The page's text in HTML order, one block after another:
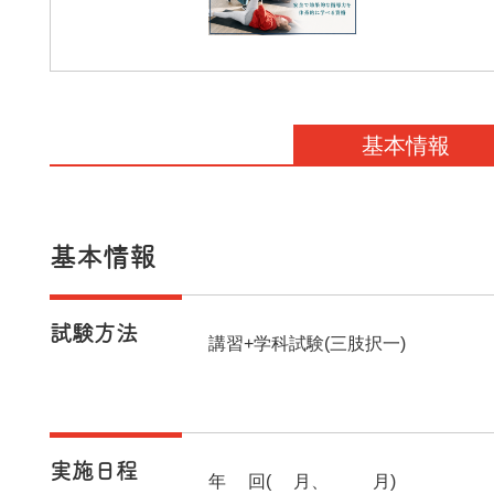
基本情報
基本情報
試験方法 講習+学科試験(三肢択一)
実施日程 年2回(5月、11月)